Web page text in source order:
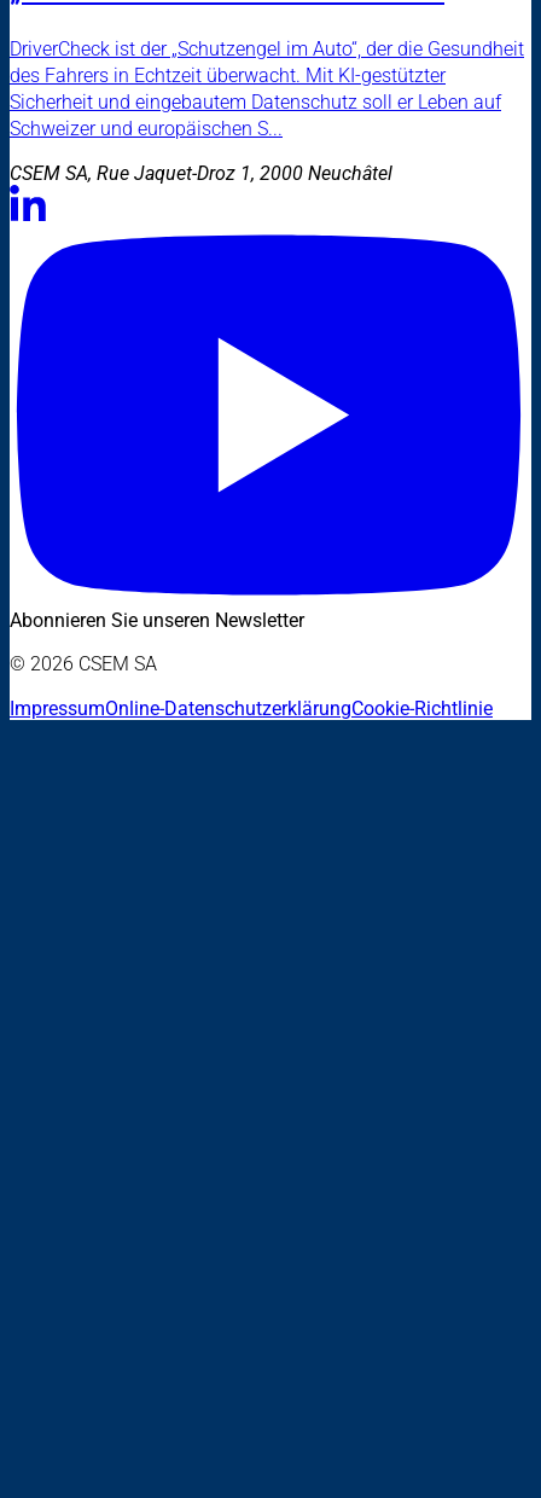
DriverCheck ist der „Schutzengel im Auto“, der die Gesundheit
des Fahrers in Echtzeit überwacht. Mit KI-gestützter
Sicherheit und eingebautem Datenschutz soll er Leben auf
Schweizer und europäischen S...
CSEM SA, Rue Jaquet-Droz 1, 2000 Neuchâtel
Abonnieren Sie unseren Newsletter
© 2026 CSEM SA
ImpressumOnline-DatenschutzerklärungCookie-Richtlinie